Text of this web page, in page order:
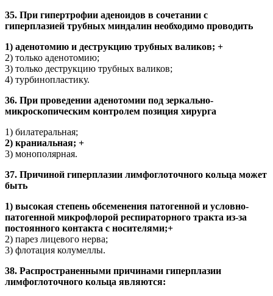
35. При гипертрофии аденоидов в сочетании с
гиперплазией трубных миндалин необходимо проводить
1) аденотомию и деструкцию трубных валиков; +
2) только аденотомию;
3) только деструкцию трубных валиков;
4) турбинопластику.
36. При проведении аденотомии под зеркально-
микроскопическим контролем позиция хирурга
1) билатеральная;
2) краниальная; +
3) монополярная.
37. Причиной гиперплазии лимфоглоточного кольца может
быть
1) высокая степень обсеменения патогенной и условно-
патогенной микрофлорой респираторного тракта из-за
постоянного контакта с носителями;+
2) парез лицевого нерва;
3) флотация колумеллы.
38. Распространенными причинами гиперплазии
лимфоглоточного кольца являются: